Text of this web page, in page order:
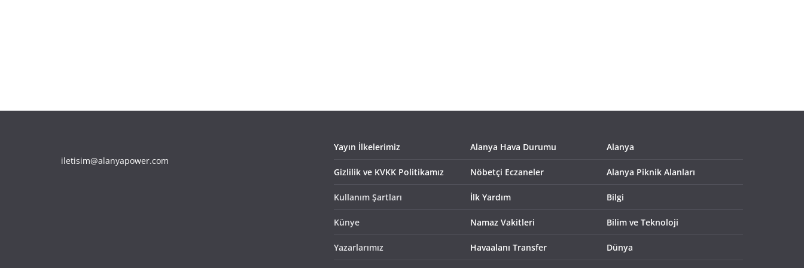
iletisim@alanyapower.com
Yayın İlkelerimiz
Gizlilik ve KVKK Politikamız
Kullanım Şartları
Künye
Yazarlarımız
Alanya Hava Durumu
Nöbetçi Eczaneler
İlk Yardım
Namaz Vakitleri
Havaalanı Transfer
Alanya
Alanya Piknik Alanları
Bilgi
Bilim ve Teknoloji
Dünya